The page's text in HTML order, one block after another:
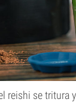
reishi se tritura